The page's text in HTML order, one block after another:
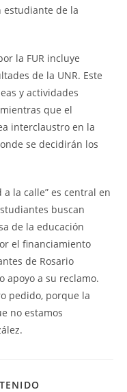
estudiante de la
la FUR incluye
de la UNR. Este
y actividades
que el
interclaustro en la
se decidirán los
la calle” es central en
buscan
de la educación
el financiamiento
de Rosario
apoyo a su reclamo.
pedido, porque la
no estamos